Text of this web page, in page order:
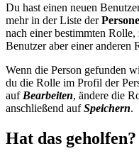
Du hast einen neuen
mehr in der Liste der
nach einer bestimmten Rolle,
Benutzer aber einer anderen
Wenn die Person gefunden
du die Rolle im Profil der
auf Bearbeiten, ändere die
anschließend aufSpeichern.
Hat das